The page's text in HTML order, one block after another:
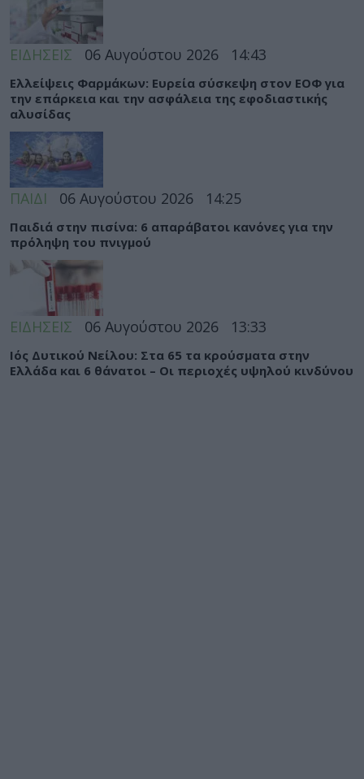
ΕΙΔΗΣΕΙΣ 06 Αυγούστου 2026 14:43
Ελλείψεις Φαρμάκων: Ευρεία σύσκεψη στον ΕΟΦ για
την επάρκεια και την ασφάλεια της εφοδιαστικής
αλυσίδας
ΠΑΙΔΙ 06 Αυγούστου 2026 14:25
Παιδιά στην πισίνα: 6 απαράβατοι κανόνες για την
πρόληψη του πνιγμού
ΕΙΔΗΣΕΙΣ 06 Αυγούστου 2026 13:33
Ιός Δυτικού Νείλου: Στα 65 τα κρούσματα στην
Ελλάδα και 6 θάνατοι – Οι περιοχές υψηλού κινδύνου